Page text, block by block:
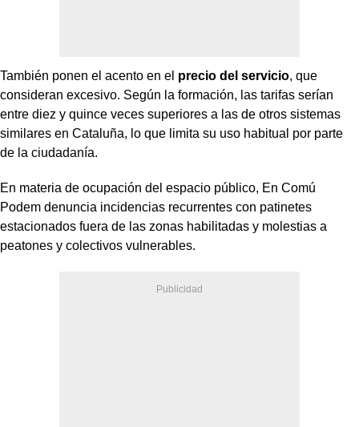
También ponen el acento en el precio del servicio, que
consideran excesivo. Según la formación, las tarifas serían
entre diez y quince veces superiores a las de otros sistemas
similares en Cataluña, lo que limita su uso habitual por parte
de la ciudadanía.
En materia de ocupación del espacio público, En Comú
Podem denuncia incidencias recurrentes con patinetes
estacionados fuera de las zonas habilitadas y molestias a
peatones y colectivos vulnerables.